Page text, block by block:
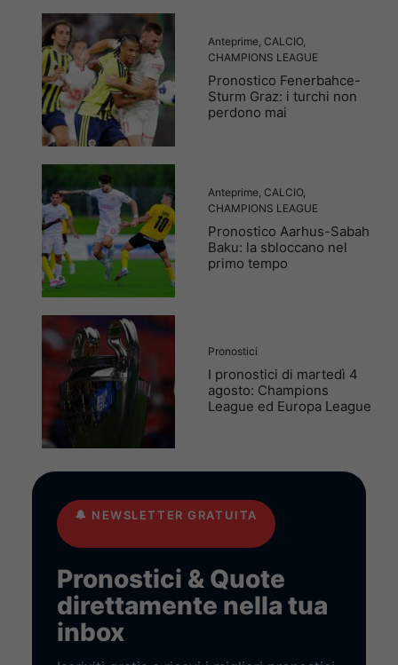
Anteprime, CALCIO,
CHAMPIONS LEAGUE
Pronostico Fenerbahce-
Sturm Graz: i turchi non
perdono mai
Anteprime, CALCIO,
CHAMPIONS LEAGUE
Pronostico Aarhus-Sabah
Baku: la sbloccano nel
primo tempo
Pronostici
I pronostici di martedì 4
agosto: Champions
League ed Europa League
🔔 NEWSLETTER GRATUITA
Pronostici & Quote
direttamente nella tua
inbox